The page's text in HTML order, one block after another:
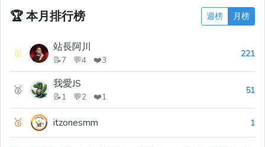
🏆本月排行榜 週榜 月榜
🥇 站長阿川
📝7 💬4 ❤️3
221
🥈 我愛JS
📝1 💬2 ❤️1
51
🥉 itzonesmm 1